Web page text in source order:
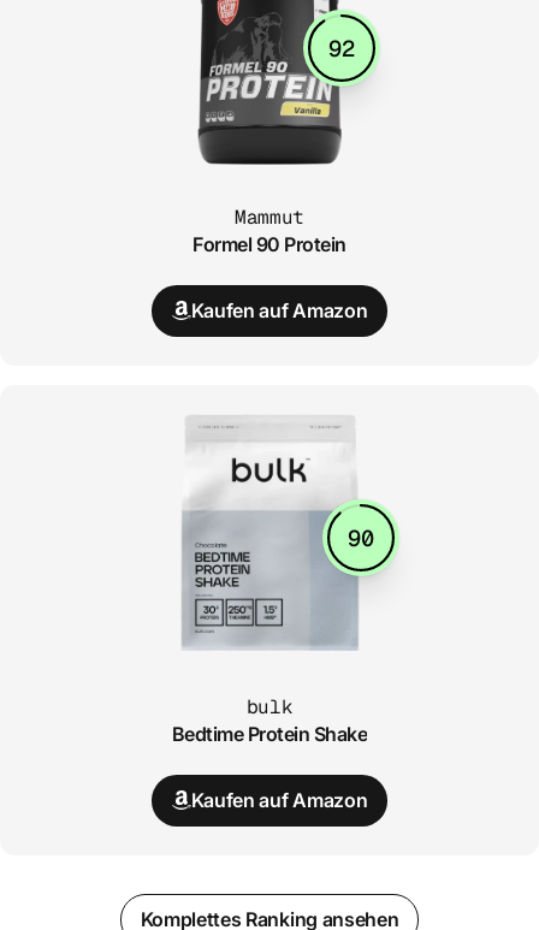
92
Mammut
Formel 90 Protein
Kaufen auf Amazon
90
bulk
Bedtime Protein Shake
Kaufen auf Amazon
Komplettes Ranking ansehen